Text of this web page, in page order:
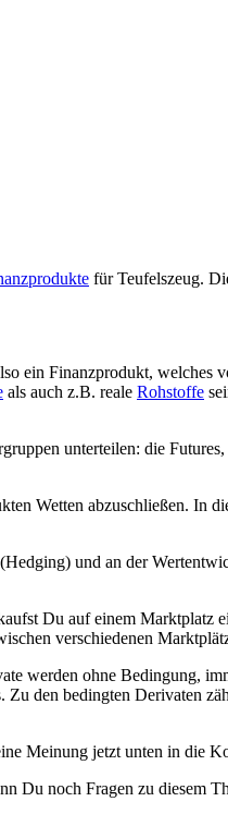
für Teufelszeug.
ein Finanzprodukt, welches
als auch z.B. reale Rohstoffe
unterteilen: die
Wetten abzuschließen. In
und an der
Du auf einem Marktplatz
verschiedenen
werden ohne Bedingung,
den bedingten Derivaten
Meinung jetzt unten in die
Du noch Fragen zu diesem